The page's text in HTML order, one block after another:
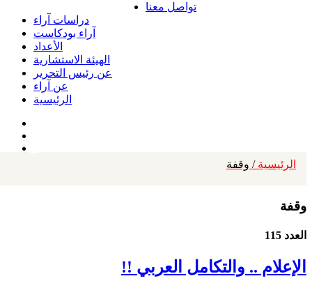
تواصل معنا
دراسات آراء
آراء بودكاست
الأعداد
الهيئة الاستشارية
عن رئيس التحرير
عن آراء
الرئيسية
الرئيسية / وقفة
وقفة
العدد 115
الإعلام .. والتكامل العربي !!